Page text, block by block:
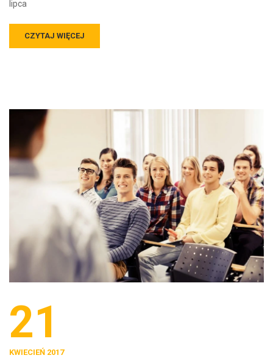
lipca
CZYTAJ WIĘCEJ
21
KWIECIEŃ 2017